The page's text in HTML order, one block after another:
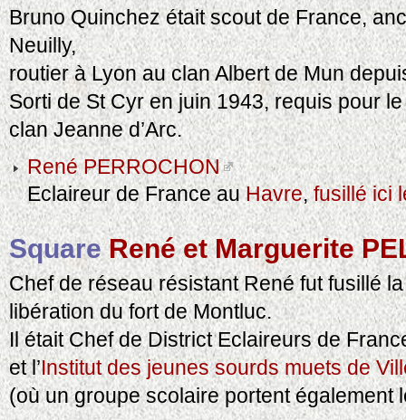
Bruno Quinchez était scout de France,
Neuilly,
routier à Lyon au clan Albert de Mun
Sorti de St Cyr en juin 1943, requis pour
clan Jeanne d’Arc.
René PERROCHON
Eclaireur de France auHavre,fusillé ici
SquareRené et Marguerite
Chef de réseau résistant René fut fusillé
libération du fort de Montluc.
Il était Chef de District Eclaireurs de
et l’Institut des jeunes sourds muets de
(où un groupe scolaire portent également